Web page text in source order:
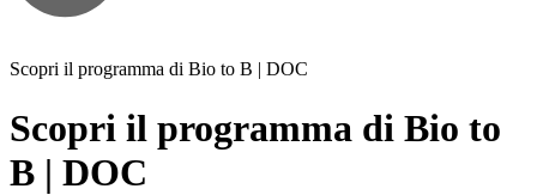
Scopri il programma di Bio to B | DOC
Scopri il programma di Bio to
B | DOC